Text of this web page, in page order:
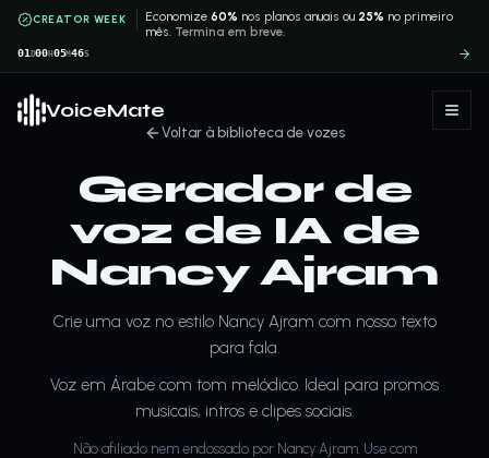
CREATOR WEEK Economize60% nos planos anuais ou 25% no primeiro
mês. Termina em breve.
01D00H 05M46S
VoiceMate
Voltar à biblioteca de vozes
Gerador de
voz de IA de
Nancy Ajram
Crie uma voz no estilo Nancy Ajram com nosso texto
para fala.
Voz em Árabe com tom melódico. Ideal para promos
musicais, intros e clipes sociais.
Não afiliado nem endossado por Nancy Ajram. Use com